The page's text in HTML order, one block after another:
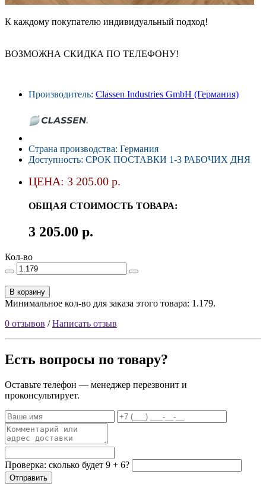
К каждому покупателю индивидуальный подход!
ВОЗМОЖНА СКИДКА ПО ТЕЛЕФОНУ!
Производитель: Classen Industries GmbH (Германия)
Страна производства: Германия
Доступность: СРОК ПОСТАВКИ 1-3 РАБОЧИХ ДНЯ
ЦЕНА: 3 205.00 р.
ОБЩАЯ СТОИМОСТЬ ТОВАРА:
3 205.00 р.
Кол-во
В корзину
Минимальное кол-во для заказа этого товара: 1.179.
0 отзывов /Написать отзыв
Есть вопросы по товару?
Оставьте телефон — менеджер перезвонит и
проконсультирует.
Проверка: сколько будет 9 + 6?
Отправить